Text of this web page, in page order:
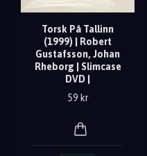
Torsk På Tallinn
(1999) | Robert
Gustafsson, Johan
Rheborg | Slimcase
DVD |
59 kr